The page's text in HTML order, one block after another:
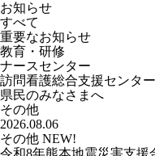
お知らせ
すべて
重要なお知らせ
教育・研修
ナースセンター
訪問看護総合支援センター
県民のみなさまへ
その他
2026.08.06
その他 NEW!